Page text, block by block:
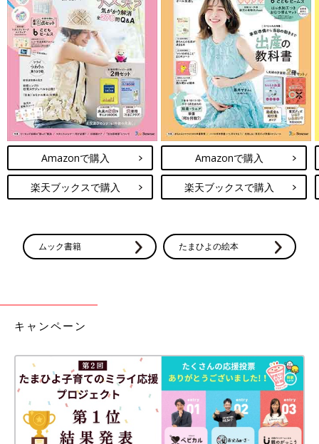
Amazonで購入
楽天ブックスで購入
Amazonで購入
楽天ブックスで購入
ムック書籍 たまひよの絵本
キャンペーン